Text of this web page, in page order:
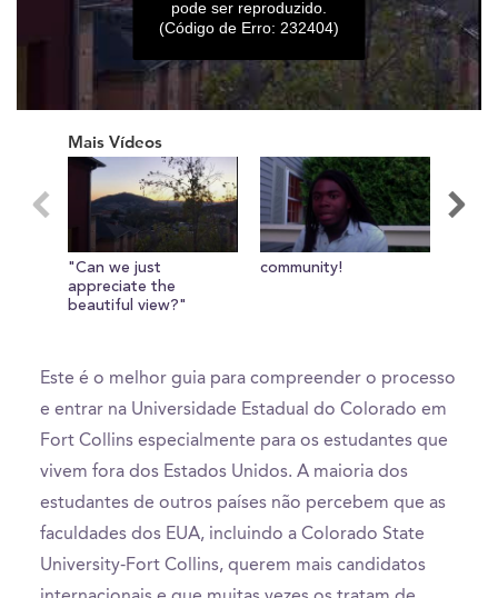
seconds
seconds
pode ser reproduzido.
(Código de Erro: 232404)
Mais Vídeos
"Can we just
appreciate the
beautiful view?"
community!
Este é o melhor guia para compreender o processo
e entrar na Universidade Estadual do Colorado em
Fort Collins especialmente para os estudantes que
vivem fora dos Estados Unidos. A maioria dos
estudantes de outros países não percebem que as
faculdades dos EUA, incluindo a Colorado State
University-Fort Collins, querem mais candidatos